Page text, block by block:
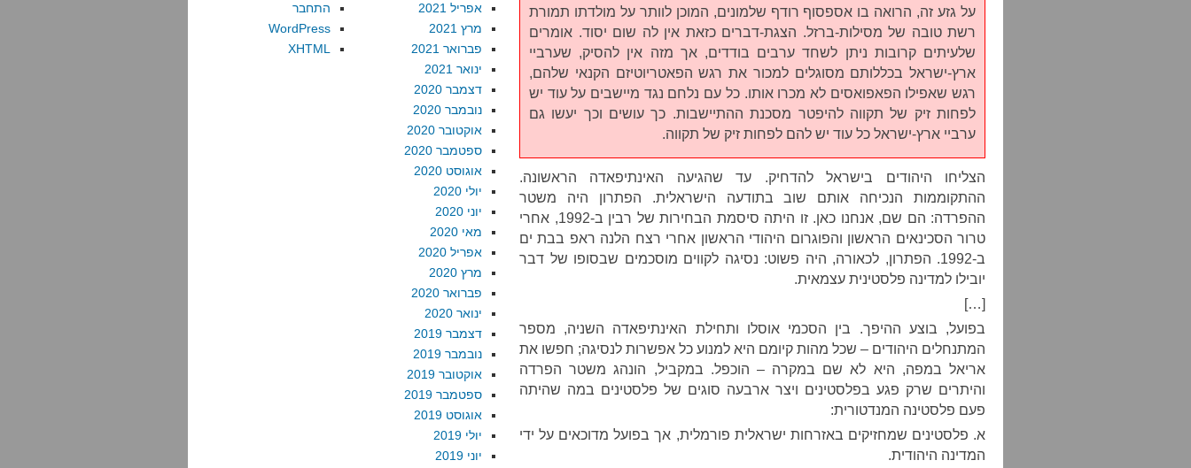
על גזע זה, הרואה בו אספסוף רודף שלמונים, המוכן לוותר על מולדתו תמורת
רשת טובה של מסילות-ברזל. הצגת-דברים כזאת אין לה שום יסוד. אומרים
שלעיתים קרובות ניתן לשחד ערבים בודדים, אך מזה אין להסיק, שערביי
ארץ-ישראל בכללותם מסוגלים למכור את רגש הפאטריוטיזם הקנאי שלהם,
רגש שאפילו הפאפואסים לא מכרו אותו. כל עם נלחם נגד מיישבים על עוד יש
לפחות זיק של תקווה להיפטר מסכנת ההתיישבות. כך עושים וכך יעשו גם
ערביי ארץ-ישראל כל עוד יש להם לפחות זיק של תקווה.
הצליחו היהודים בישראל להדחיק. עד שהגיעה האינתיפאדה הראשונה.
ההתקוממות הנכיחה אותם שוב בתודעה הישראלית. הפתרון היה משטר
ההפרדה: הם שם, אנחנו כאן. זו היתה סיסמת הבחירות של רבין ב-1992, אחרי
טרור הסכינאים הראשון והפוגרום היהודי הראשון אחרי רצח הלנה ראפ בבת ים
ב-1992. הפתרון, לכאורה, היה פשוט: נסיגה לקווים מוסכמים שבסופו של דבר
יובילו למדינה פלסטינית עצמאית.
[…]
בפועל, בוצע ההיפך. בין הסכמי אוסלו ותחילת האינתיפאדה השניה, מספר
המתנחלים היהודים – שכל מהות קיומם היא למנוע כל אפשרות לנסיגה; חפשו את
אריאל במפה, היא לא שם במקרה – הוכפל. במקביל, הונהג משטר הפרדה
והיתרים שרק פגע בפלסטינים ויצר ארבעה סוגים של פלסטינים במה שהיתה
פעם פלסטינה המנדטורית:
א. פלסטינים שמחזיקים באזרחות ישראלית פורמלית, אך בפועל מדוכאים על ידי
המדינה היהודית.
אפריל 2021
מרץ 2021
פברואר 2021
ינואר 2021
דצמבר 2020
נובמבר 2020
אוקטובר 2020
ספטמבר 2020
אוגוסט 2020
יולי 2020
יוני 2020
מאי 2020
אפריל 2020
מרץ 2020
פברואר 2020
ינואר 2020
דצמבר 2019
נובמבר 2019
אוקטובר 2019
ספטמבר 2019
אוגוסט 2019
יולי 2019
יוני 2019
התחבר
WordPress
XHTML